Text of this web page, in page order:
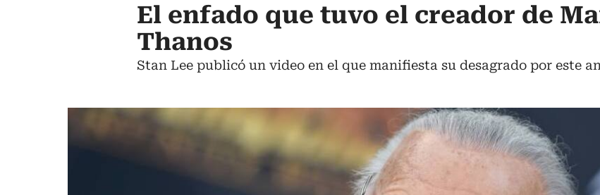
El enfado que tuvo el creador de
Thanos
Stan Lee publicó un video en el que manifiesta su desagrado por este